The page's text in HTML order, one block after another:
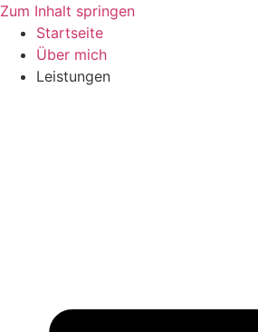
Zum Inhalt springen
Startseite
Über mich
Leistungen